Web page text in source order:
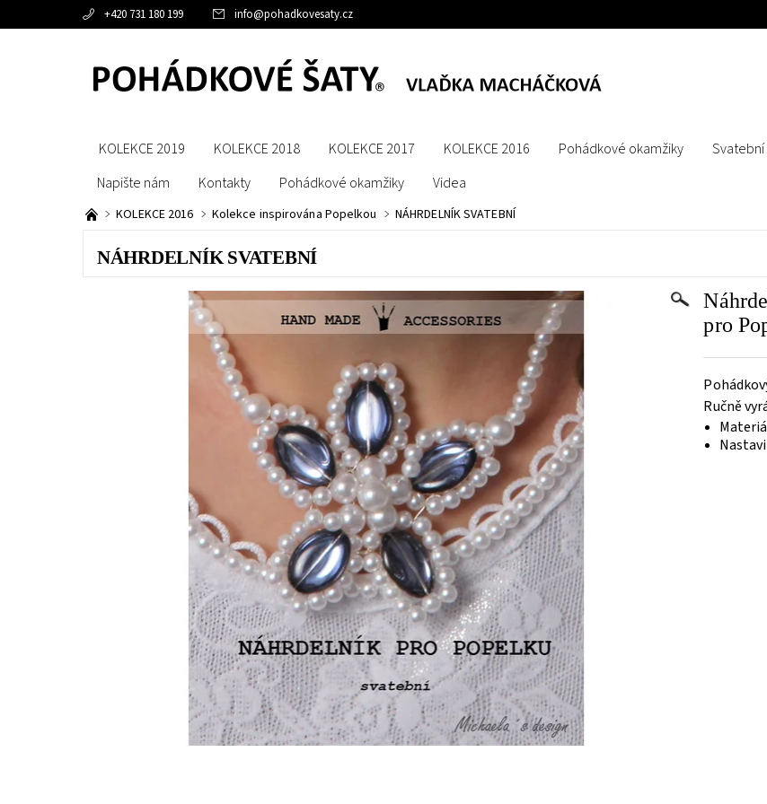
+420 731 180 199 info@pohadkovesaty.cz
KOLEKCE 2019 KOLEKCE 2018 KOLEKCE 2017 KOLEKCE 2016 Pohádkové okamžiky Svatební
Napište nám
Kontakty Pohádkové okamžiky Videa
KOLEKCE 2016 Kolekce inspirována Popelkou NÁHRDELNÍK SVATEBNÍ
NÁHRDELNÍK SVATEBNÍ
pro
Ručně